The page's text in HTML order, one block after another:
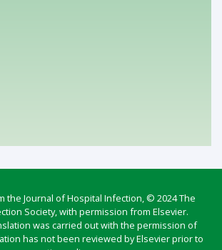
the Journal of Hospital Infection, © 2024 The
Society, with permission from Elsevier.
was carried out with the permission of
has not been reviewed by Elsevier prior to